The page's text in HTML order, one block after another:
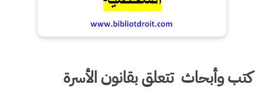
كتب وأبحاث تتعلق بقانون الأسرة